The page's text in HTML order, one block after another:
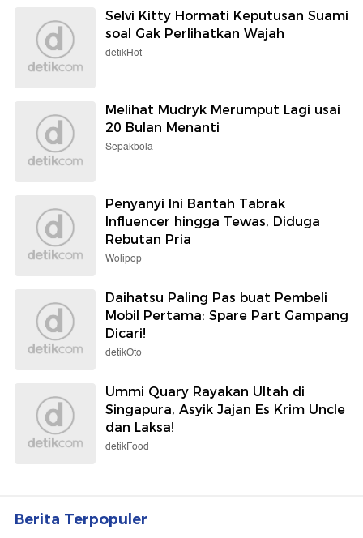
Selvi Kitty Hormati Keputusan Suami
soal Gak Perlihatkan Wajah
detikHot
Melihat Mudryk Merumput Lagi usai
20 Bulan Menanti
Sepakbola
Penyanyi Ini Bantah Tabrak
Influencer hingga Tewas, Diduga
Rebutan Pria
Wolipop
Daihatsu Paling Pas buat Pembeli
Mobil Pertama: Spare Part Gampang
Dicari!
detikOto
Ummi Quary Rayakan Ultah di
Singapura, Asyik Jajan Es Krim Uncle
dan Laksa!
detikFood
Berita Terpopuler